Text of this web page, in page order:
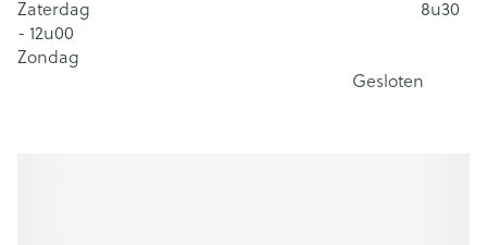
Zaterdag 8u30
- 12u00
Zondag
Gesloten